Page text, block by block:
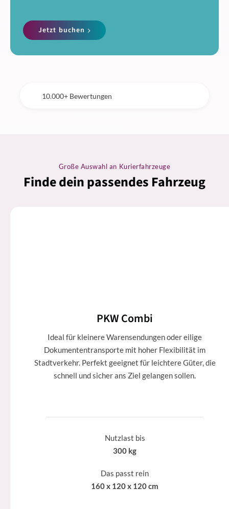
Jetzt buchen
10.000+ Bewertungen
Große Auswahl an Kurierfahrzeuge
Finde dein passendes Fahrzeug
PKW Combi
Ideal für kleinere Warensendungen oder eilige
Dokumententransporte mit hoher Flexibilität im
Stadtverkehr. Perfekt geeignet für leichtere Güter, die
schnell und sicher ans Ziel gelangen sollen.
Nutzlast bis
300 kg
Das passt rein
160 x 120 x 120 cm